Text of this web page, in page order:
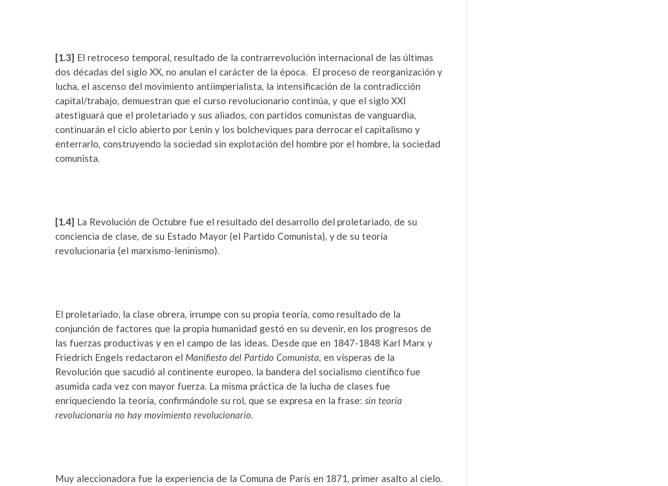
[1.3] El retroceso temporal, resultado de la contrarrevolución internacional de las últimas
dos décadas del siglo XX, no anulan el carácter de la época. El proceso de reorganización y
lucha, el ascenso del movimiento antiimperialista, la intensificación de la contradicción
capital/trabajo, demuestran que el curso revolucionario continúa, y que el siglo XXI
atestiguará que el proletariado y sus aliados, con partidos comunistas de vanguardia,
continuarán el ciclo abierto por Lenin y los bolcheviques para derrocar el capitalismo y
enterrarlo, construyendo la sociedad sin explotación del hombre por el hombre, la sociedad
comunista.
[1.4] La Revolución de Octubre fue el resultado del desarrollo del proletariado, de su
conciencia de clase, de su Estado Mayor (el Partido Comunista), y de su teoría
revolucionaria (el marxismo-leninismo).
El proletariado, la clase obrera, irrumpe con su propia teoría, como resultado de la
conjunción de factores que la propia humanidad gestó en su devenir, en los progresos de
las fuerzas productivas y en el campo de las ideas. Desde que en 1847-1848 Karl Marx y
Friedrich Engels redactaron el Manifiesto del Partido Comunista, en vísperas de la
Revolución que sacudió al continente europeo, la bandera del socialismo científico fue
asumida cada vez con mayor fuerza. La misma práctica de la lucha de clases fue
enriqueciendo la teoría, confirmándole su rol, que se expresa en la frase:sin teoría
revolucionaria no hay movimiento revolucionario.
Muy aleccionadora fue la experiencia de la Comuna de París en 1871, primer asalto al cielo.